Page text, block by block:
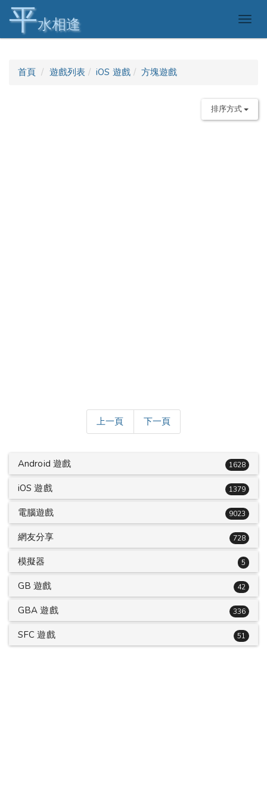
平水相逢
首頁 遊戲列表 iOS 遊戲 方塊遊戲
排序方式
上一頁 下一頁
Android 遊戲 1628
iOS 遊戲 1379
電腦遊戲 9023
網友分享 728
模擬器 5
GB 遊戲 42
GBA 遊戲 336
SFC 遊戲 51